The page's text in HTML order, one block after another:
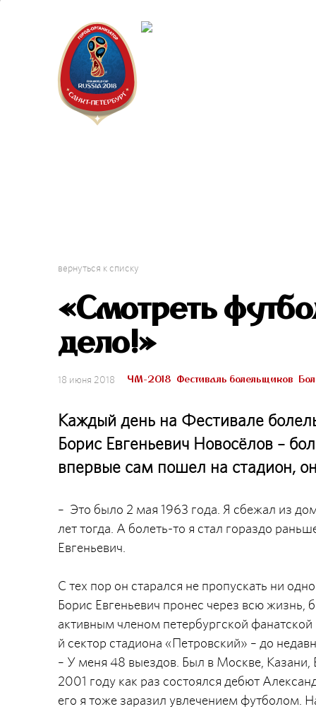
вернуться к списку
«Смотреть
дело!»
18 июня 2018 ЧМ-2018 Фестиваль болельщиков
Каждый день на Фестивале
Борис Евгеньевич Новосёлов –
впервые сам пошел на стадион,
– Это было 2 мая 1963 года. Я сбежал из
лет тогда. А болеть-то я стал гораздо
Евгеньевич.
С тех пор он старался не пропускать ни
Борис Евгеньевич пронес через всю
активным членом петербургской
й сектор стадиона «Петровский» – до
– У меня 48 выездов. Был в Москве, Казани,
2001 году как раз состоялся дебют
его я тоже заразил увлечением футболом.